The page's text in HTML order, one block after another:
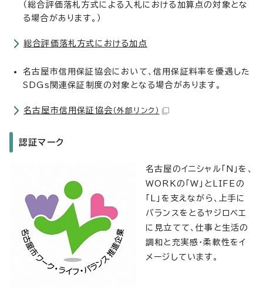
（総合評価落札方式による入札における加算点の対象とな
る場合があります。）
総合評価落札方式における加点
名古屋市信用保証協会において、信用保証料率を優遇した
SDGs関連保証制度の対象となる場合があります。
名古屋市信用保証協会 （外部リンク）
認証マーク
名古屋のイニシャル「N」を、
WORKの「W」とLIFEの
「L」を支えながら、上手に
バランスをとるヤジロベエ
に見立てて、仕事と生活の
調和と充実感・柔軟性をイ
メージしています。